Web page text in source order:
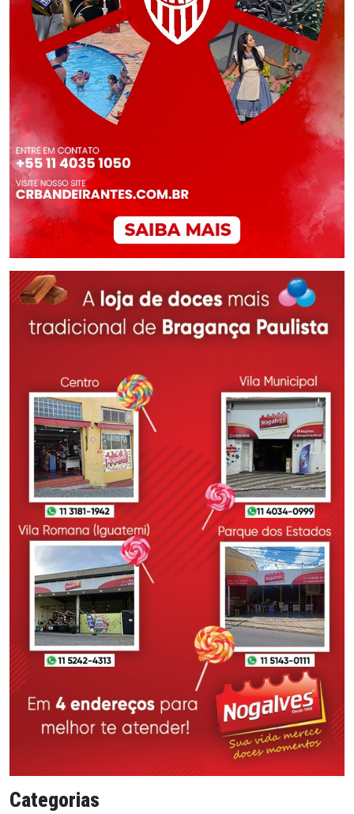
Categorias